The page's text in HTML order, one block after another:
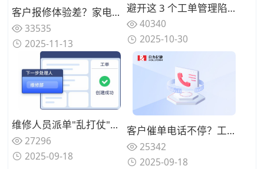
客户报修体验差？家电售后AI语音机器人处理报修提效
33535
2025-11-13
避开这 3 个工单管理陷阱：指南助你省预算并提升服务质量
40340
2025-10-30
维修人员派单"乱打仗"？系统智能调度功能如何优化？
27296
2025-09-18
客户催单电话不停？工单进度实时同步功能怎么用才贴心？
25342
2025-09-18